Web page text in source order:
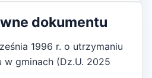
dokumentu
1996 r. o utrzymaniu
gminach (Dz.U. 2025